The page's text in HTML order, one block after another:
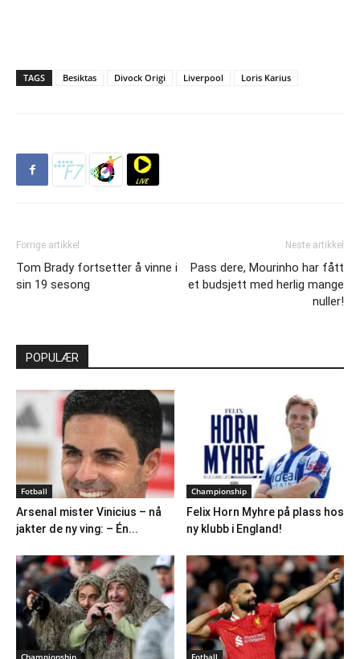
TAGS Besiktas Divock Origi Liverpool Loris Karius
Forrige artikkel
Tom Brady fortsetter å vinne i
sin 19 sesong
Neste artikkel
Pass dere, Mourinho har fått
et budsjett med herlig mange
nuller!
POPULÆR
Fotball
Arsenal mister Vinicius – nå
jakter de ny ving: – Én...
Championship
Felix Horn Myhre på plass hos
ny klubb i England!